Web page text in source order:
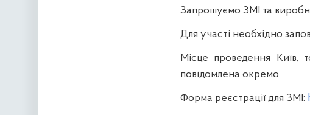
Запрошуємо ЗМІ та
Для участі необхідно
Місце проведення Київ,
повідомлена окремо.
Форма реєстрації для ЗМІ: